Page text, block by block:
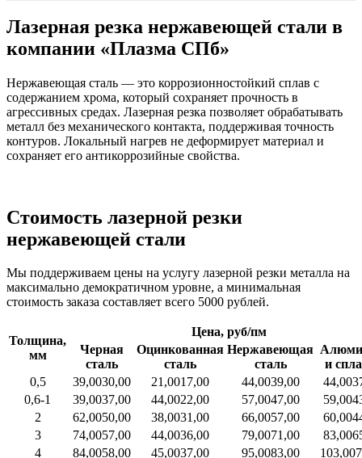
Лазерная резка нержавеющей стали в
компании «Плазма СПб»
Нержавеющая сталь — это коррозионностойкий сплав с
содержанием хрома, который сохраняет прочность в
агрессивных средах. Лазерная резка позволяет обрабатывать
металл без механического контакта, поддерживая точность
контуров. Локальный нагрев не деформирует материал и
сохраняет его антикоррозийные свойства.
Стоимость лазерной резки
нержавеющей стали
Мы поддерживаем цены на услугу лазерной резки металла на
максимально демократичном уровне, а минимальная
стоимость заказа составляет всего 5000 рублей.
Толщина,
мм
Цена, руб/пм
Черная
сталь
Оцинкованная
сталь
Нержавеющая
сталь
и
0,5
39,0030,00 21,0017,00 44,0039,00 44,00
0,6-1
39,0037,00 44,0022,00 57,0047,00 59,00
2
62,0050,00 38,0031,00 66,0057,00 60,00
3
74,0057,00 44,0036,00 79,0071,00 83,00
4
84,0058,00 45,0037,00 95,0083,00 103,00